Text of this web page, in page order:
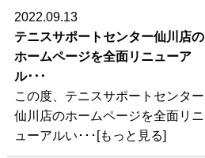
2022.09.13
テニスサポートセンター仙川店の
ホームページを全面リニューア
ル･･･
この度、テニスサポートセンター
仙川店のホームページを全面リニ
ューアルい･･･[もっと見る]